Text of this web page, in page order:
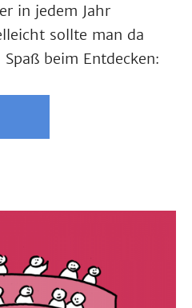
in jedem Jahr
sollte man da
beim Entdecken: